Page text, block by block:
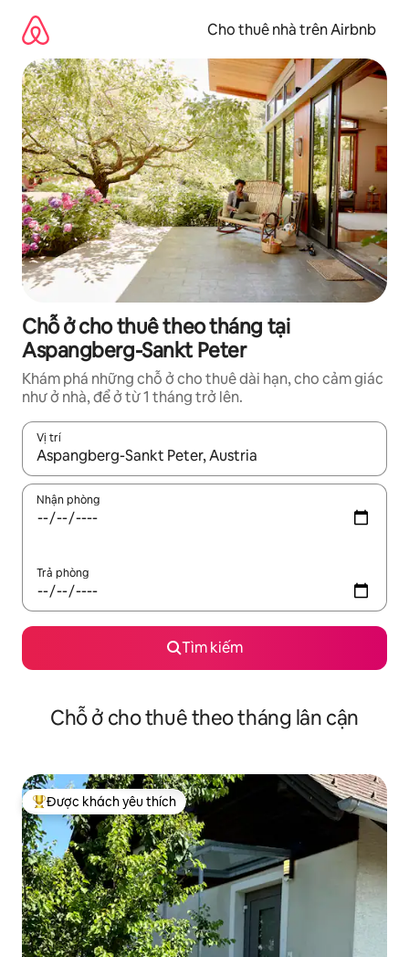
dung
Cho thuê nhà trên Airbnb
Chỗ ở cho thuê theo tháng tại
Aspangberg-Sankt Peter
Khám phá những chỗ ở cho thuê dài hạn, cho cảm giác
như ở nhà, để ở từ 1 tháng trở lên.
Vị trí
Khi có kết quả, hãy điều hướng bằng phím mũi tên lên và
Nhận phòng
Trả phòng
Tìm kiếm
Chỗ ở cho thuê theo tháng lân cận
Được khách yêu thích nhất
Được khách yêu thích